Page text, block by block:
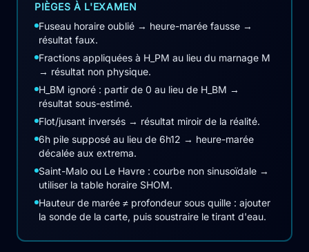
PIÈGES À L'EXAMEN
Fuseau horaire oublié → heure-marée fausse →
résultat faux.
Fractions appliquées à H_PM au lieu du marnage M
→ résultat non physique.
H_BM ignoré : partir de 0 au lieu de H_BM →
résultat sous-estimé.
Flot/jusant inversés → résultat miroir de la réalité.
6h pile supposé au lieu de 6h12 → heure-marée
décalée aux extrema.
Saint-Malo ou Le Havre : courbe non sinusoïdale →
utiliser la table horaire SHOM.
Hauteur de marée ≠ profondeur sous quille : ajouter
la sonde de la carte, puis soustraire le tirant d'eau.